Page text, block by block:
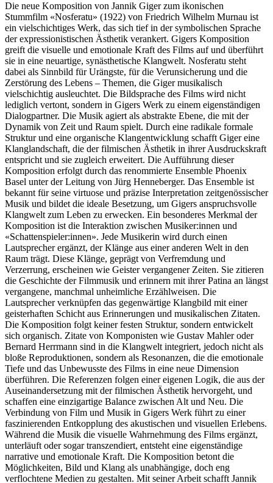
Die neue Komposition von Jannik Giger zum ikonischen
Stummfilm «Nosferatu» (1922) von Friedrich Wilhelm Murnau ist
ein vielschichtiges Werk, das sich tief in der symbolischen Sprache
der expressionistischen Ästhetik verankert. Gigers Komposition
greift die visuelle und emotionale Kraft des Films auf und überführt
sie in eine neuartige, synästhetische Klangwelt. Nosferatu steht
dabei als Sinnbild für Urängste, für die Verunsicherung und die
Zerstörung des Lebens – Themen, die Giger musikalisch
vielschichtig ausleuchtet. Die Bildsprache des Films wird nicht
lediglich vertont, sondern in Gigers Werk zu einem eigenständigen
Dialogpartner. Die Musik agiert als abstrakte Ebene, die mit der
Dynamik von Zeit und Raum spielt. Durch eine radikale formale
Struktur und eine organische Klangentwicklung schafft Giger eine
Klanglandschaft, die der filmischen Ästhetik in ihrer Ausdruckskraft
entspricht und sie zugleich erweitert. Die Aufführung dieser
Komposition erfolgt durch das renommierte Ensemble Phoenix
Basel unter der Leitung von Jürg Henneberger. Das Ensemble ist
bekannt für seine virtuose und präzise Interpretation zeitgenössischer
Musik und bildet die ideale Besetzung, um Gigers anspruchsvolle
Klangwelt zum Leben zu erwecken. Ein besonderes Merkmal der
Komposition ist die Interaktion zwischen Musiker:innen und
«Schattenspieler:innen». Jede Musikerin wird durch einen
Lautsprecher ergänzt, der Klänge aus einer anderen Welt in den
Raum trägt. Diese Klänge, geprägt von Verfremdung und
Verzerrung, erscheinen wie Geister vergangener Zeiten. Sie zitieren
die Geschichte der Filmmusik und erinnern mit ihrer Patina an längst
vergangene, manchmal unheimliche Erzählweisen. Die
Lautsprecher verknüpfen das gegenwärtige Klangbild mit einer
geisterhaften Schicht aus Erinnerungen und musikalischen Zitaten.
Die Komposition folgt keiner festen Struktur, sondern entwickelt
sich organisch. Zitate von Komponisten wie Gustav Mahler oder
Bernard Herrmann sind in die Klangwelt integriert, jedoch nicht als
bloße Reproduktionen, sondern als Resonanzen, die die emotionale
Tiefe und das Unbewusste des Films in eine neue Dimension
überführen. Die Referenzen folgen einer eigenen Logik, die aus der
Auseinandersetzung mit der filmischen Ästhetik hervorgeht, und
schaffen eine einzigartige Balance zwischen Alt und Neu. Die
Verbindung von Film und Musik in Gigers Werk führt zu einer
faszinierenden Entkopplung des akustischen und visuellen Erlebens.
Während die Musik die visuelle Wahrnehmung des Films ergänzt,
unterläuft oder sogar transzendiert, entsteht eine eigenständige
narrative und emotionale Kraft. Die Komposition betont die
Möglichkeiten, Bild und Klang als unabhängige, doch eng
verflochtene Medien zu gestalten. Mit seiner Arbeit schafft Jannik